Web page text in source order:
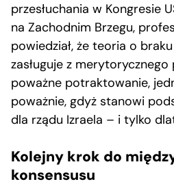
przesłuchania w Kongresie
na Zachodnim Brzegu,
powiedział, że teoria o
zasługuje z
poważne potraktowanie,
poważnie, gdyż stanowi
dla rządu Izraela – i tylko
Kolejny krok do
konsensusu